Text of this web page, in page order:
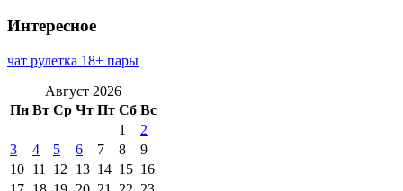
Интересное
чат рулетка 18+ пары
Август 2026
Пн Вт Ср Чт Пт Сб Вс
1
2
3
4 5 6 7 8
9
10 11 12 13 14 15 16